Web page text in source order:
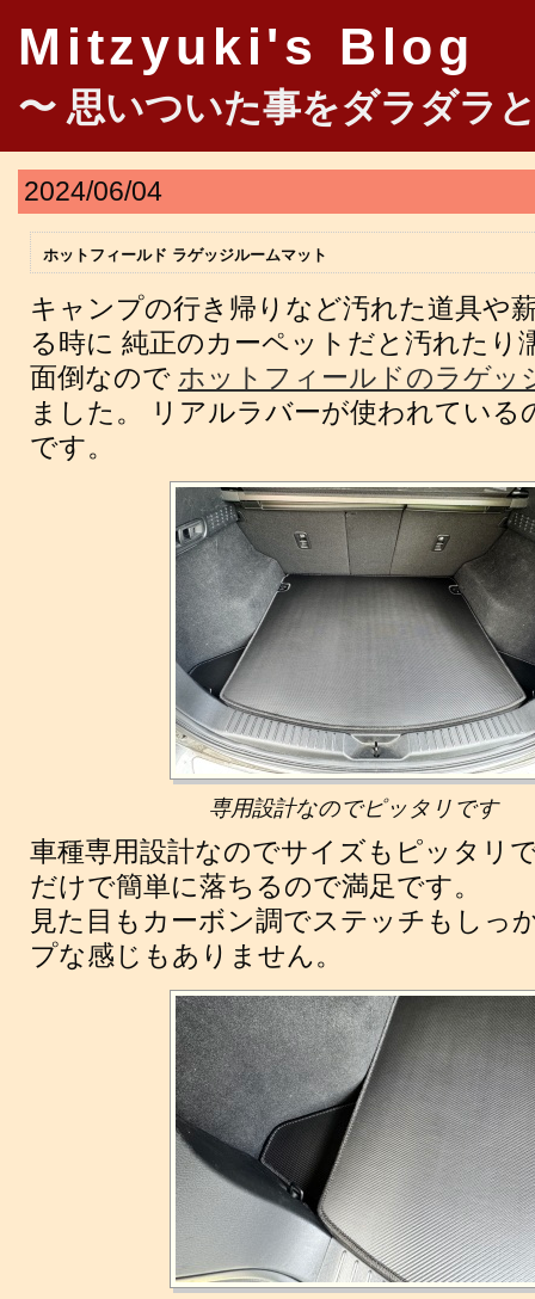
Mitzyuki's Blog
〜 思いついた事をダラダラ
2024/06/04
ホットフィールド ラゲッジルームマット
キャンプの行き帰りなど汚れた道具や
る時に 純正のカーペットだと汚れたり
面倒なので ホットフィールドのラゲッ
ました。 リアルラバーが使われている
です。
専用設計なのでピッタリです
車種専用設計なのでサイズもピッタリ
だけで簡単に落ちるので満足です。
見た目もカーボン調でステッチもしっ
プな感じもありません。